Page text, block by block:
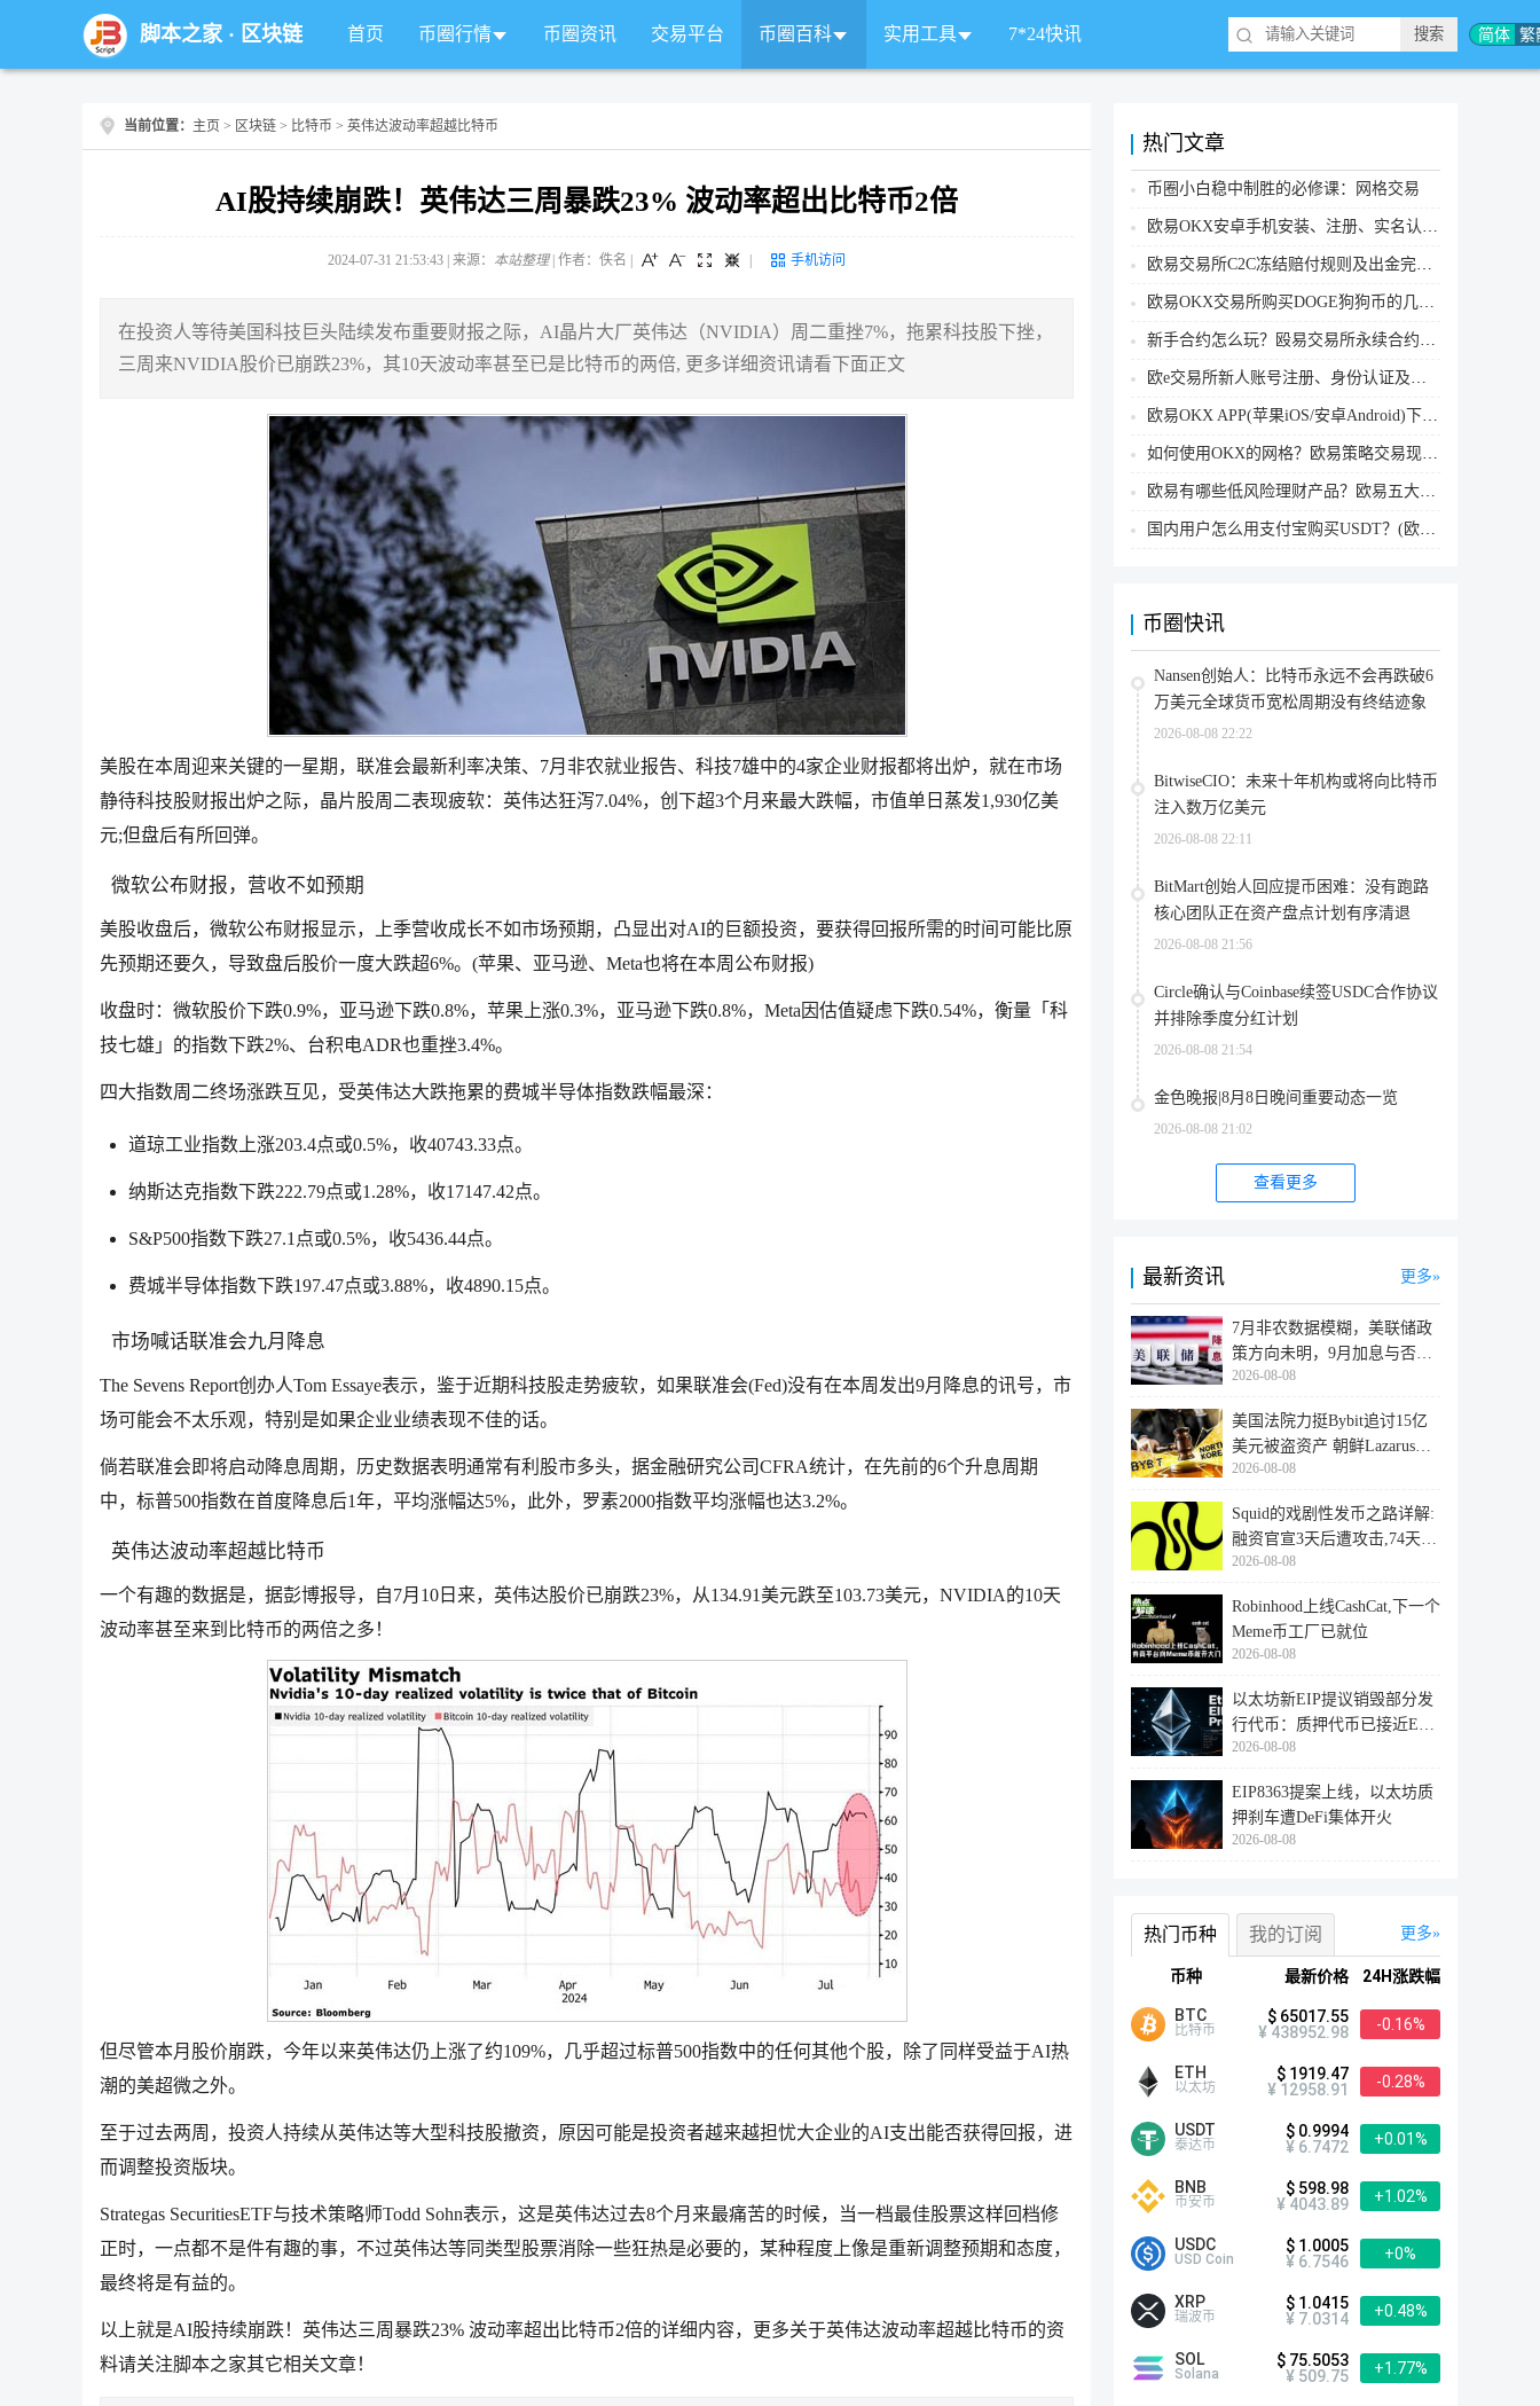
简体 繁
脚本之家· 区块链 首页 币圈行情 币圈资讯 交易平台 币圈百科 实用工具 7*24快讯
当前位置： 主页 > 区块链 > 比特币 > 英伟达波动率超越比特币
AI股持续崩跌！英伟达三周暴跌23% 波动率超出比特币2倍
2024-07-31 21:53:43 | 来源： 本站整理| 作者：佚名 手机访问
在投资人等待美国科技巨头陆续发布重要财报之际，AI晶片大厂英伟达（NVIDIA）周二重挫7%，拖累科技股下挫，
三周来NVIDIA股价已崩跌23%，其10天波动率甚至已是比特币的两倍, 更多详细资讯请看下面正文
美股在本周迎来关键的一星期，联准会最新利率决策、7月非农就业报告、科技7雄中的4家企业财报都将出炉，就在市场
静待科技股财报出炉之际，晶片股周二表现疲软：英伟达狂泻7.04%，创下超3个月来最大跌幅，市值单日蒸发1,930亿美
元;但盘后有所回弹。
微软公布财报，营收不如预期
美股收盘后，微软公布财报显示，上季营收成长不如市场预期，凸显出对AI的巨额投资，要获得回报所需的时间可能比原
先预期还要久，导致盘后股价一度大跌超6%。(苹果、亚马逊、Meta也将在本周公布财报)
收盘时：微软股价下跌0.9%，亚马逊下跌0.8%，苹果上涨0.3%，亚马逊下跌0.8%，Meta因估值疑虑下跌0.54%，衡量「科
技七雄」的指数下跌2%、台积电ADR也重挫3.4%。
四大指数周二终场涨跌互见，受英伟达大跌拖累的费城半导体指数跌幅最深：
道琼工业指数上涨203.4点或0.5%，收40743.33点。
纳斯达克指数下跌222.79点或1.28%，收17147.42点。
S&P500指数下跌27.1点或0.5%，收5436.44点。
费城半导体指数下跌197.47点或3.88%，收4890.15点。
市场喊话联准会九月降息
The Sevens Report创办人Tom Essaye表示，鉴于近期科技股走势疲软，如果联准会(Fed)没有在本周发出9月降息的讯号，市
场可能会不太乐观，特别是如果企业业绩表现不佳的话。
倘若联准会即将启动降息周期，历史数据表明通常有利股市多头，据金融研究公司CFRA统计，在先前的6个升息周期
中，标普500指数在首度降息后1年，平均涨幅达5%，此外，罗素2000指数平均涨幅也达3.2%。
英伟达波动率超越比特币
一个有趣的数据是，据彭博报导，自7月10日来， 英伟达股价已崩跌23%，从134.91美元跌至103.73美元，NVIDIA的10天
波动率甚至来到比特币的两倍之多！
但尽管本月股价崩跌，今年以来英伟达仍上涨了约109%，几乎超过标普500指数中的任何其他个股，除了同样受益于AI热
潮的美超微之外。
至于过去两周，投资人持续从英伟达等大型科技股撤资，原因可能是投资者越来越担忧大企业的AI支出能否获得回报，进
而调整投资版块。
Strategas SecuritiesETF与技术策略师Todd Sohn表示，这是英伟达过去8个月来最痛苦的时候，当一档最佳股票这样回档修
正时，一点都不是件有趣的事，不过英伟达等同类型股票消除一些狂热是必要的，某种程度上像是重新调整预期和态度，
最终将是有益的。
以上就是AI股持续崩跌！英伟达三周暴跌23% 波动率超出比特币2倍的详细内容，更多关于英伟达波动率超越比特币的资
料请关注脚本之家其它相关文章！
热门文章
币圈小白稳中制胜的必修课：网格交易
欧易OKX安卓手机安装、注册、实名认证、买币转账新手实操教程
欧易交易所C2C冻结赔付规则及出金完整流程
欧易OKX交易所购买DOGE狗狗币的几个方式汇总
新手合约怎么玩？殴易交易所永续合约操作步骤教程(APP/Web端)
欧e交易所新人账号注册、身份认证及安全设置教程
欧易OKX APP(苹果iOS/安卓Android)下载图文教程
如何使用OKX的网格？欧易策略交易现货网格新手操作流程
欧易有哪些低风险理财产品？欧易五大低风险理财产品详细介绍
国内用户怎么用支付宝购买USDT？(欧易交易所为例)
币圈快讯
Nansen创始人：比特币永远不会再跌破6
万美元全球货币宽松周期没有终结迹象
2026-08-08 22:22
BitwiseCIO：未来十年机构或将向比特币
注入数万亿美元
2026-08-08 22:11
BitMart创始人回应提币困难：没有跑路
核心团队正在资产盘点计划有序清退
2026-08-08 21:56
Circle确认与Coinbase续签USDC合作协议
并排除季度分红计划
2026-08-08 21:54
金色晚报|8月8日晚间重要动态一览
2026-08-08 21:02
查看更多
最新资讯 更多
7月非农数据模糊，美联储政
策方向未明，9月加息与否仍
取决于
2026-08-08
美国法院力挺Bybit追讨15亿
美元被盗资产 朝鲜Lazarus黑
客洗
2026-08-08
Squid的戏剧性发币之路详解:
融资官宣3天后遭攻击,74天后
登陆
2026-08-08
Robinhood上线CashCat,下一个
Meme币工厂已就位
2026-08-08
以太坊新EIP提议销毁部分发
行代币：质押代币已接近ETH
供应量
2026-08-08
EIP8363提案上线，以太坊质
押刹车遭DeFi集体开火
2026-08-08
更多
热门币种 我的订阅
币种 最新价格 24H涨跌幅
BTC
比特币
$ 65017.55
¥ 438952.98
-0.16%
ETH
以太坊
$ 1919.47
¥ 12958.91
-0.28%
USDT
泰达币
$ 0.9994
¥ 6.7472
+0.01%
BNB
币安币
$ 598.98
¥ 4043.89
+1.02%
USDC
USD Coin
$ 1.0005
¥ 6.7546
+0%
XRP
瑞波币
$ 1.0415
¥ 7.0314
+0.48%
SOL
Solana
$ 75.5053
¥ 509.75
+1.77%